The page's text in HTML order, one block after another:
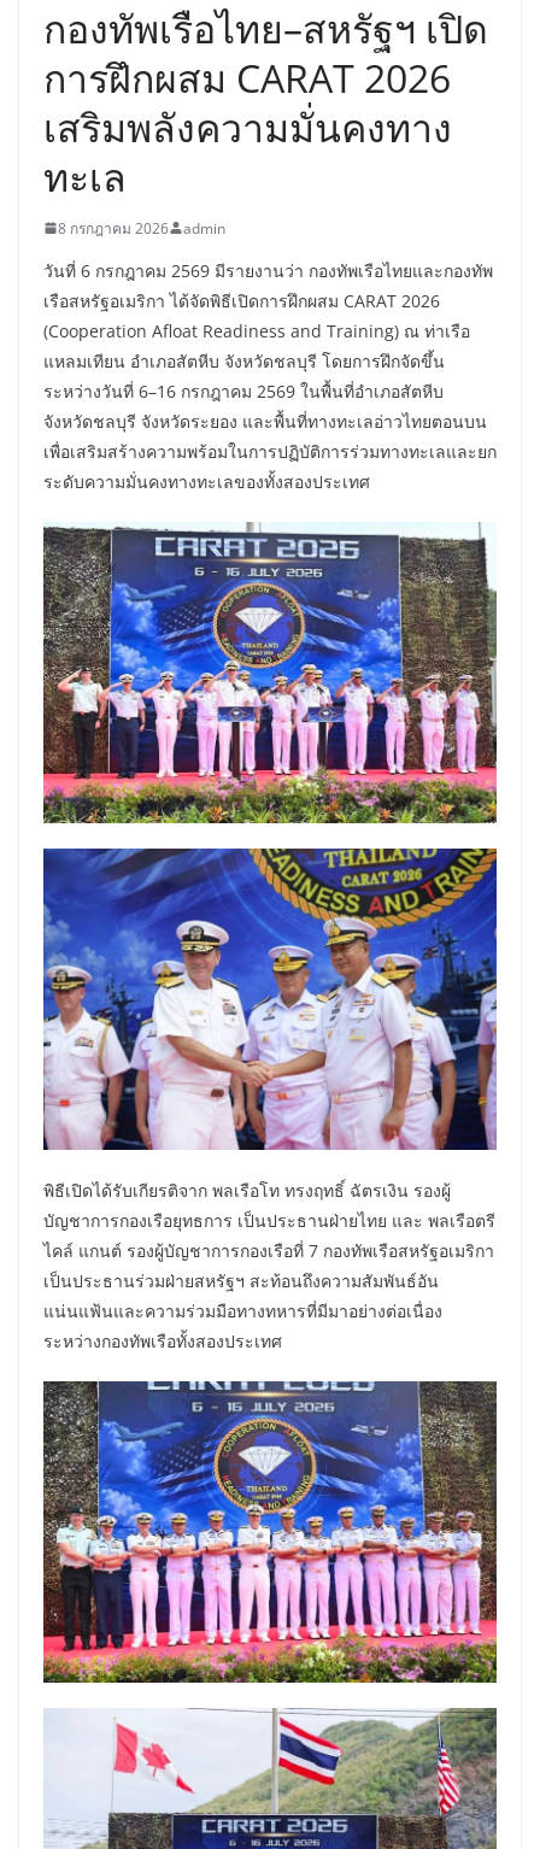
กองทัพเรือไทย–สหรัฐฯ เปิด
การฝึกผสม CARAT 2026
เสริมพลังความมั่นคงทาง
ทะเล
8 กรกฎาคม 2026 admin
วันที่ 6 กรกฎาคม 2569 มีรายงานว่า กองทัพเรือไทยและกองทัพ
เรือสหรัฐอเมริกา ได้จัดพิธีเปิดการฝึกผสม CARAT 2026
(Cooperation Afloat Readiness and Training) ณ ท่าเรือ
แหลมเทียน อำเภอสัตหีบ จังหวัดชลบุรี โดยการฝึกจัดขึ้น
ระหว่างวันที่ 6–16 กรกฎาคม 2569 ในพื้นที่อำเภอสัตหีบ
จังหวัดชลบุรี จังหวัดระยอง และพื้นที่ทางทะเลอ่าวไทยตอนบน
เพื่อเสริมสร้างความพร้อมในการปฏิบัติการร่วมทางทะเลและยก
ระดับความมั่นคงทางทะเลของทั้งสองประเทศ
พิธีเปิดได้รับเกียรติจาก พลเรือโท ทรงฤทธิ์ ฉัตรเงิน รองผู้
บัญชาการกองเรือยุทธการ เป็นประธานฝ่ายไทย และ พลเรือตรี
ไคล์ แกนต์ รองผู้บัญชาการกองเรือที่ 7 กองทัพเรือสหรัฐอเมริกา
เป็นประธานร่วมฝ่ายสหรัฐฯ สะท้อนถึงความสัมพันธ์อัน
แน่นแฟ้นและความร่วมมือทางทหารที่มีมาอย่างต่อเนื่อง
ระหว่างกองทัพเรือทั้งสองประเทศ